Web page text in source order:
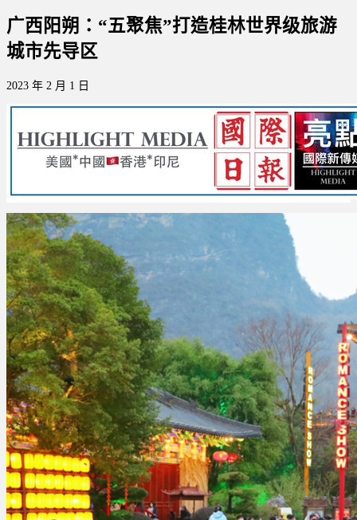
广西阳朔：“五聚焦”打造桂林世界级旅游
城市先导区
2023 年 2 月 1 日